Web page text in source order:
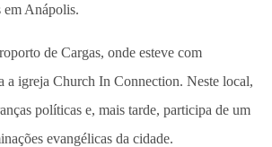
em Anápolis.
de Cargas, onde esteve com
a igreja Church In Connection. Neste local,
políticas e, mais tarde, participa de um
evangélicas da cidade.